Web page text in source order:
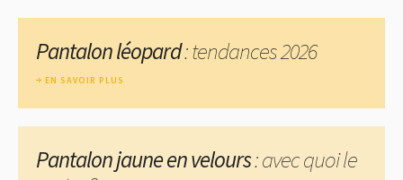
Pantalon léopard: tendances 2026
EN SAVOIR PLUS
Pantalon jaune en velours: avec quoi le